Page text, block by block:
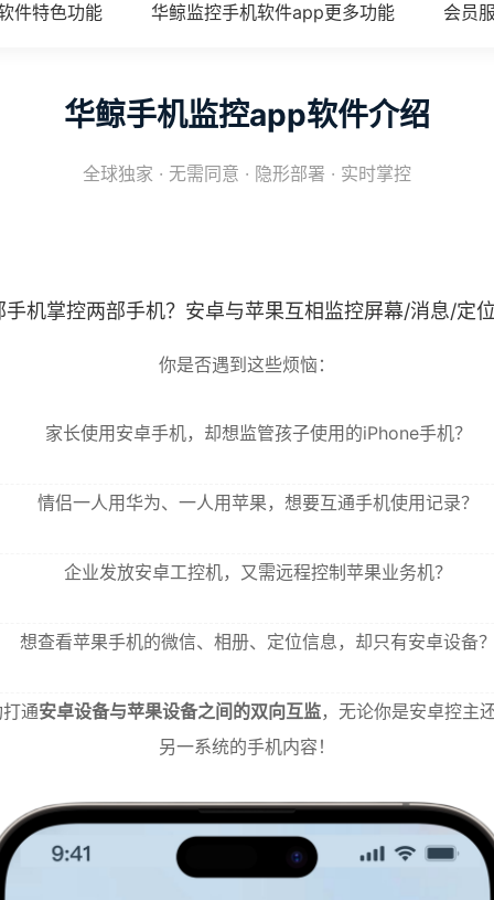
件特色功能 华鲸监控手机软件app更多功能 会员
华鲸手机监控app软件介绍
全球独家 · 无需同意 · 隐形部署 · 实时掌控
机掌控两部手机？安卓与苹果互相监控屏幕/消息/定位
你是否遇到这些烦恼：
家长使用安卓手机，却想监管孩子使用的iPhone手机？
情侣一人用华为、一人用苹果，想要互通手机使用记录？
企业发放安卓工控机，又需远程控制苹果业务机？
想查看苹果手机的微信、相册、定位信息，却只有安卓设备？
通安卓设备与苹果设备之间的双向互监，无论你是安卓控主
另一系统的手机内容！